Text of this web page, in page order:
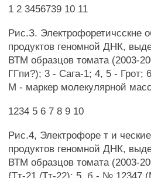
1 2 3456739 10 11
Рис.З.
продуктов геномной ДНК,
ВТМ образцов томата (2003-
ГГпи?); 3 - Сага-1; 4, 5 -
М - маркер молекулярной
1234 5 6 7 8 9 10
Рис.4, Электрофоре т и
продуктов геномной ДНК,
ВТМ образцов томата (2003-
{Тт-21 /Тт-22); 5, б - № 12347